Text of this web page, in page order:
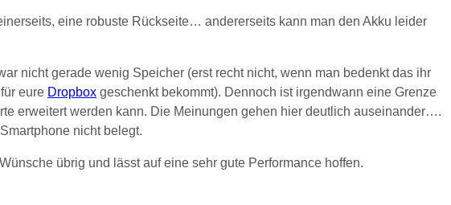
eine robuste Rückseite… andererseits kann man den Akku leider
nicht gerade wenig Speicher (erst recht nicht, wenn man bedenkt das ihr
eure Dropbox geschenkt bekommt). Dennoch ist irgendwann eine Grenze
erweitert werden kann. Die Meinungen gehen hier deutlich auseinander….
nicht belegt.
übrig und lässt auf eine sehr gute Performance hoffen.